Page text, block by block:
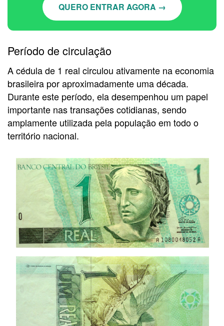
QUERO ENTRAR AGORA →
Período de circulação
A cédula de 1 real circulou ativamente na economia
brasileira por aproximadamente uma década.
Durante este período, ela desempenhou um papel
importante nas transações cotidianas, sendo
amplamente utilizada pela população em todo o
território nacional.